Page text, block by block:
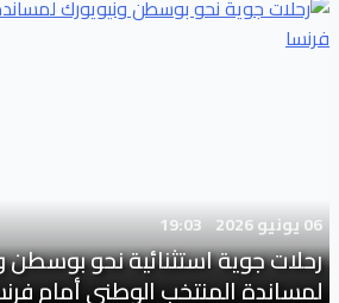
06 يونيو 2026 19:03
رحلات جوية استثنائية نحو بوسطن
لمساندة المنتخب الوطني أمام